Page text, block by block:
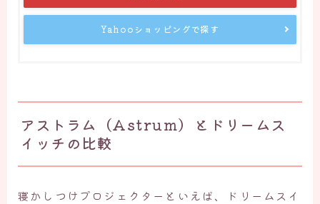
Yahooショッピングで探す
アストラム（Astrum）とドリームス
イッチの比較
寝かしつけプロジェクターといえば、ドリームスイ